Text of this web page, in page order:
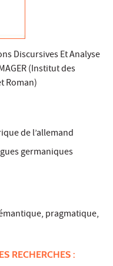
Discursives Et Analyse
(Institut des
Roman)
de l’allemand
germaniques
pragmatique,
RECHERCHES :